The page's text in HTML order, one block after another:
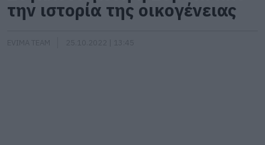
την ιστορία της οικογένειας